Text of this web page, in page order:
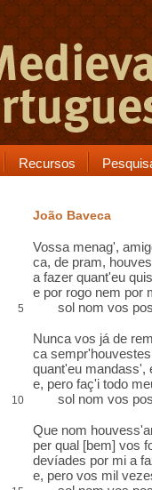
Recursos
João Baveca
Vossa menag',
ca, de pram,
a fazer quant'eu
e por rogo nem por
5 sol nom vos
Nunca vos já de
ca
quant'eu mandass',
e, pero faç'i todo
10 sol nom vos
Que nom houvess'
per qual [bem] vos
devíades por mi a
e, pero vos mil